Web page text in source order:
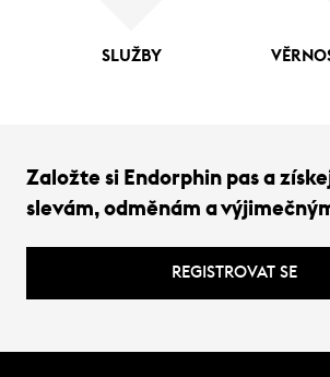
SLUŽBY
Založte si Endorphin pas a
slevám, odměnám a
REGISTROVAT SE